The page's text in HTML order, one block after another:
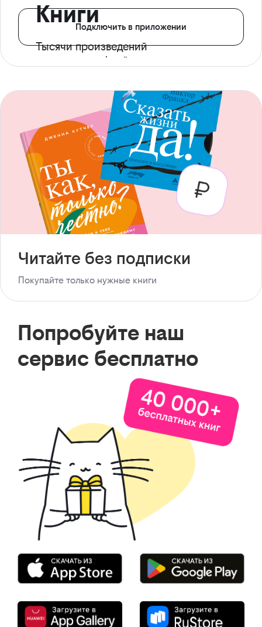
Книги
Тысячи произведений
с доступом офлайн
Подключить в приложении
Читайте без подписки
Покупайте только нужные книги
Попробуйте наш
сервис бесплатно